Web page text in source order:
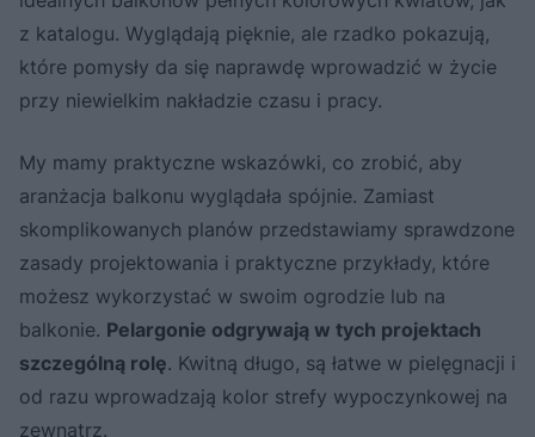
z katalogu. Wyglądają pięknie, ale rzadko pokazują,
które pomysły da się naprawdę wprowadzić w życie
przy niewielkim nakładzie czasu i pracy.
My mamy praktyczne wskazówki, co zrobić, aby
aranżacja balkonu wyglądała spójnie. Zamiast
skomplikowanych planów przedstawiamy sprawdzone
zasady projektowania i praktyczne przykłady, które
możesz wykorzystać w swoim ogrodzie lub na
balkonie. Pelargonie odgrywają w tych projektach
szczególną rolę. Kwitną długo, są łatwe w pielęgnacji i
od razu wprowadzają kolor strefy wypoczynkowej na
zewnątrz.